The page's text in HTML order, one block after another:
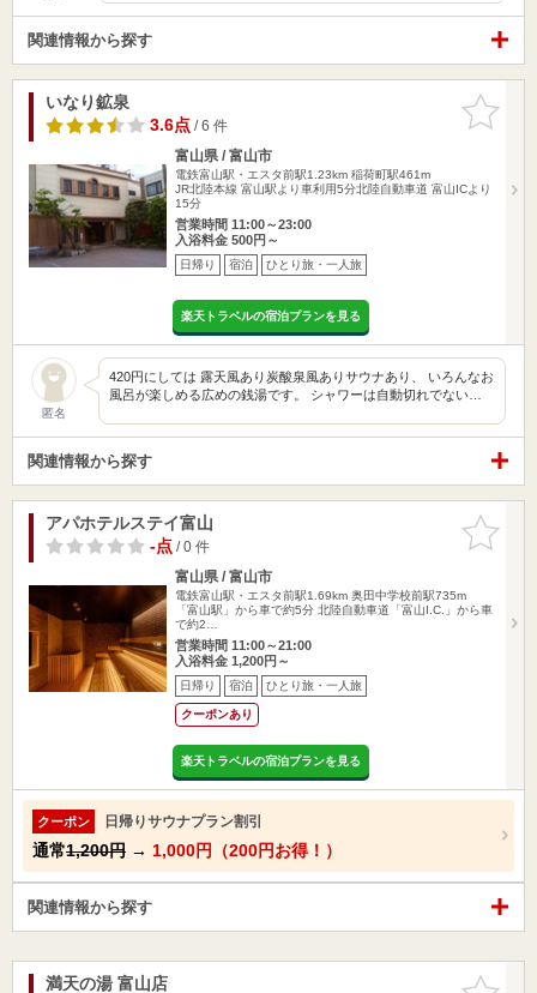
関連情報から探す
お気に入
りに追加
いなり鉱泉
3.6点/ 6 件
富山県 / 富山市
電鉄富山駅・エスタ前駅1.23km 稲荷町駅461m
JR北陸本線 富山駅より車利用5分北陸自動車道 富山ICより
15分
営業時間 11:00～23:00
入浴料金 500円～
日帰り 宿泊 ひとり旅・一人旅
楽天トラベルの宿泊プランを見る
匿名
420円にしては 露天風あり炭酸泉風ありサウナあり、 いろんなお
風呂が楽しめる広めの銭湯です。 シャワーは自動切れでない…
関連情報から探す
お気に入
りに追加
アパホテルステイ富山
-点/ 0 件
富山県 / 富山市
電鉄富山駅・エスタ前駅1.69km 奥田中学校前駅735m
「富山駅」から車で約5分 北陸自動車道「富山I.C.」から車
で約2…
営業時間 11:00～21:00
入浴料金 1,200円～
日帰り 宿泊 ひとり旅・一人旅
クーポンあり
楽天トラベルの宿泊プランを見る
クーポン 日帰りサウナプラン割引
通常1,200円 → 1,000円（200円お得！）
関連情報から探す
お気に入
満天の湯 富山店